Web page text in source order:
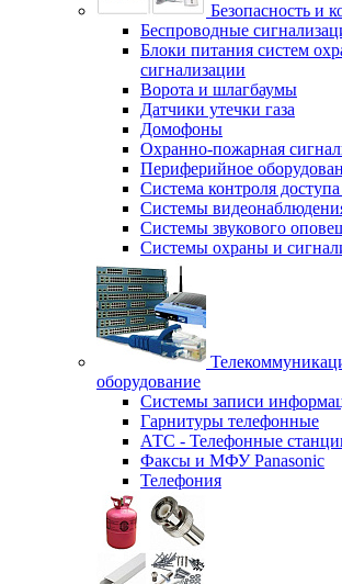
Безопасность и
Беспроводные
Блоки питания систем
сигнализации
Ворота и шлагбаумы
Датчики утечки газа
Домофоны
Охранно-пожарная
Периферийное
Система контроля
Системы
Системы звукового
Системы охраны и
оборудование
Системы записи
Гарнитуры телефонные
АТС - Телефонные
Факсы и МФУ Panasonic
Телефония